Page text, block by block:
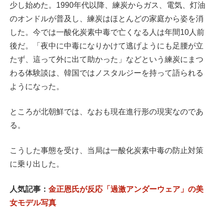
少し始めた。1990年代以降、練炭からガス、電気、灯油
のオンドルが普及し、練炭はほとんどの家庭から姿を消
した。今では一酸化炭素中毒で亡くなる人は年間10人前
後だ。「夜中に中毒になりかけて逃げようにも足腰が立
たず、這って外に出て助かった」などという練炭にまつ
わる体験談は、韓国ではノスタルジーを持って語られる
ようになった。
ところが北朝鮮では、なおも現在進行形の現実なのであ
る。
こうした事態を受け、当局は一酸化炭素中毒の防止対策
に乗り出した。
人気記事： 金正恩氏が反応「過激アンダーウェア」の美
女モデル写真